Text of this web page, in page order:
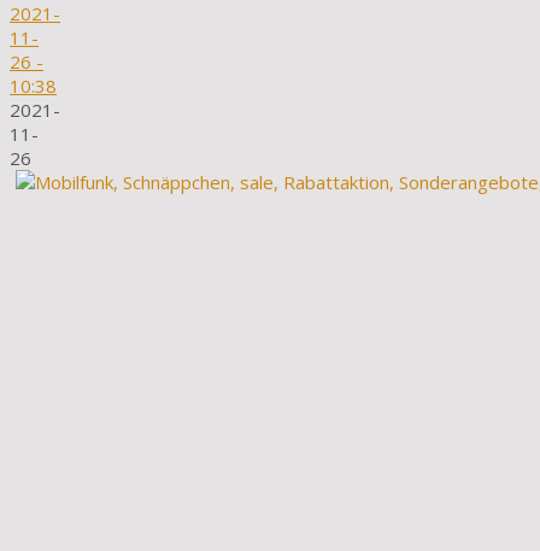
2021-
11-
26 -
10:38
2021-
11-
26